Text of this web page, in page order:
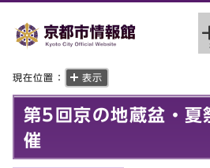
現在位置： 表示
第5回京の地蔵盆・夏
催